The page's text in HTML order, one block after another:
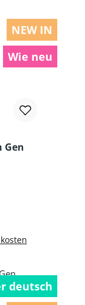
NEW IN
Wie neu
Gen
deutsch